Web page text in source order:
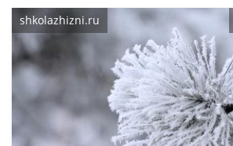
shkolazhizni.ru